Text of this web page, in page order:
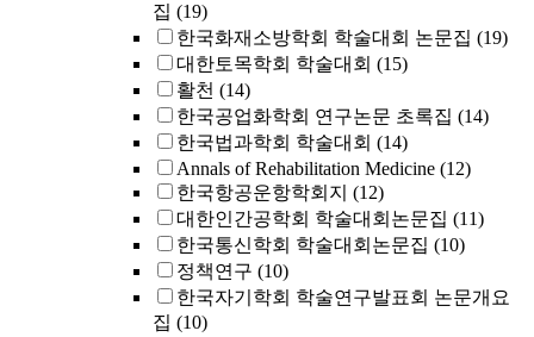
집 (19)
한국화재소방학회 학술대회 논문집 (19)
대한토목학회 학술대회 (15)
활천 (14)
한국공업화학회 연구논문 초록집 (14)
한국법과학회 학술대회 (14)
Annals of Rehabilitation Medicine (12)
한국항공운항학회지 (12)
대한인간공학회 학술대회논문집 (11)
한국통신학회 학술대회논문집 (10)
정책연구 (10)
한국자기학회 학술연구발표회 논문개요
집 (10)